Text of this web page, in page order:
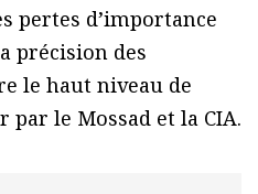
pertes d’importance
précision des
le haut niveau de
le Mossad et la CIA.